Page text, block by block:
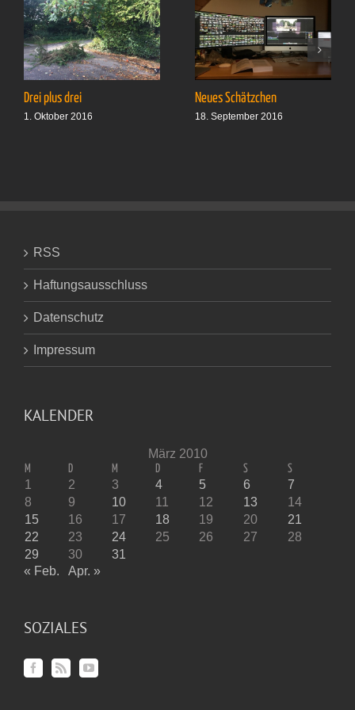
Drei plus drei
1. Oktober 2016
Neues Schätzchen
18. September 2016
RSS
Haftungsausschluss
Datenschutz
Impressum
KALENDER
März 2010
M D M D F S S
1 2 3 4 5 6
7
8
9 10 11 12 13
14
15
16 17 18 19 20
21
22
23 24 25 26 27
28
29
30
31
« Feb.
Apr. »
SOZIALES